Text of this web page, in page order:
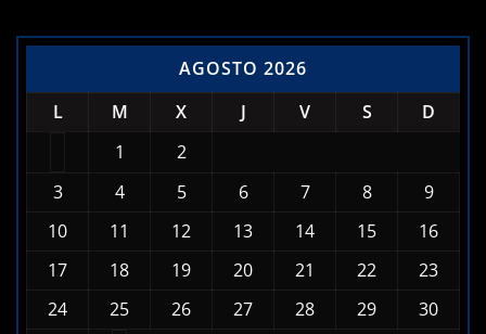
AGOSTO 2026
L
M X J V S
D
1
2
3
4 5 6 7 8
9
10
11 12 13 14 15 16